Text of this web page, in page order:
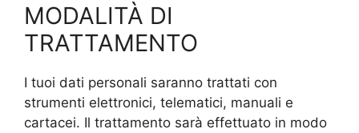
MODALITÀ DI
TRATTAMENTO
I tuoi dati personali saranno trattati con
strumenti elettronici, telematici, manuali e
cartacei. Il trattamento sarà effettuato in modo